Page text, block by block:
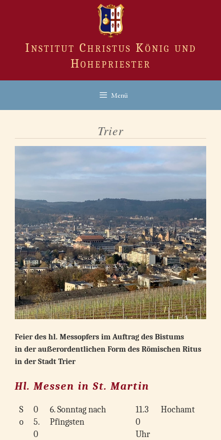
Institut Christus König und
Hohepriester
Menü
Trier
Feier des hl. Messopfers im Auftrag des Bistums
in der außerordentlichen Form des Römischen Ritus
in der Stadt Trier
Hl. Messen in St. Martin
S
o
0
5.
0
6. Sonntag nach
Pfingsten
11.3
0
Uhr
Hochamt